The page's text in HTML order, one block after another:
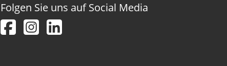
Folgen Sie uns auf Social Media